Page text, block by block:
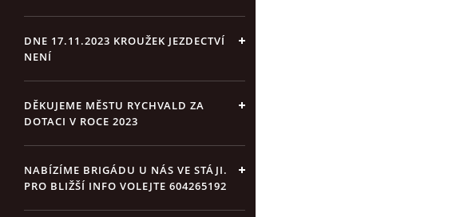
DNE 17.11.2023 KROUŽEK JEZDECTVÍ
NENÍ
DĚKUJEME MĚSTU RYCHVALD ZA
DOTACI V ROCE 2023
NABÍZÍME BRIGÁDU U NÁS VE STÁJI.
PRO BLIŽŠÍ INFO VOLEJTE 604265192